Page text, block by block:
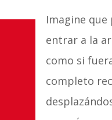
Imagine
entrar a la
como si
completo